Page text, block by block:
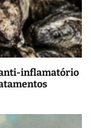
inflamatório